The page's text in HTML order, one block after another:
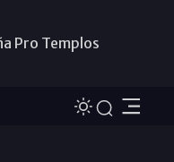
Pro Templos